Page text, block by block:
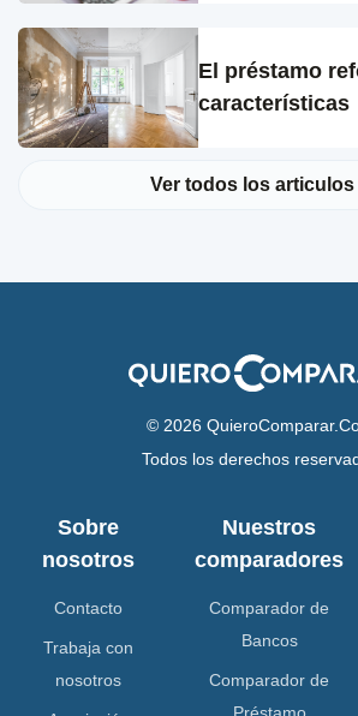
El préstamo
características
Ver todos los articulos
© 2026
Todos los derechos
Sobre
nosotros
Contacto
Trabaja con
nosotros
Nuestros
comparadores
Comparador de
Bancos
Comparador de
Préstamo